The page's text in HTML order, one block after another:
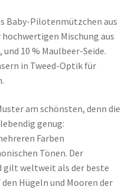
Baby-Pilotenmützchen aus
Mischung aus
10 % Maulbeer-Seide.
in Tweed-Optik für
am schönsten, denn die
genug:
Farben
Tönen. Der
gilt weltweit als der beste
den Hügeln und Mooren der